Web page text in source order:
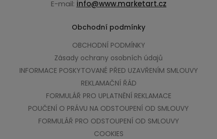
E-mail: info@www.marketart.cz
Obchodní podmínky
OBCHODNÍ PODMÍNKY
Zásady ochrany osobních údajů
INFORMACE POSKYTOVANÉ PŘED UZAVŘENÍM SMLOUVY
REKLAMAČNÍ ŘÁD
FORMULÁŘ PRO UPLATNĚNÍ REKLAMACE
POUČENÍ O PRÁVU NA ODSTOUPENÍ OD SMLOUVY
FORMULÁŘ PRO ODSTOUPENÍ OD SMLOUVY
COOKIES